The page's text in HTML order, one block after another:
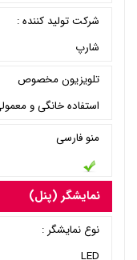
شرکت تولید کننده :
شارپ
تلویزیون مخصوص
استفاده خانگی و
منو فارسی
نمایشگر (پنل)
نوع نمایشگر :
LED